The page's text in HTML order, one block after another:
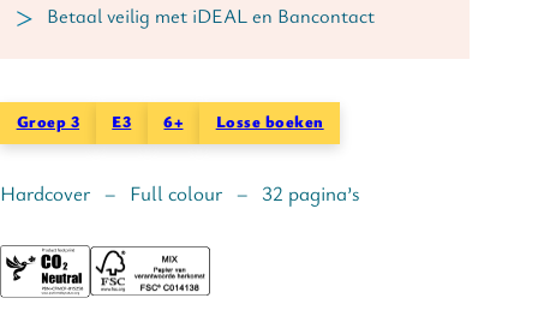
Betaal veilig met iDEAL en Bancontact
Groep 3 E3 6+ Losse boeken
Hardcover – Full colour – 32 pagina’s